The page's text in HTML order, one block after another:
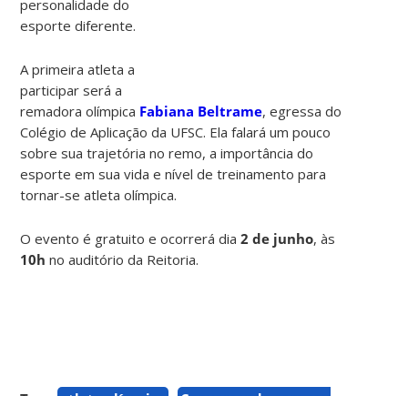
personalidade do
esporte diferente.
A primeira atleta a
participar será a
remadora olímpica Fabiana Beltrame, egressa do
Colégio de Aplicação da UFSC. Ela falará um pouco
sobre sua trajetória no remo, a importância do
esporte em sua vida e nível de treinamento para
tornar-se atleta olímpica.
O evento é gratuito e ocorrerá dia2 de junho, às
10h no auditório da Reitoria.